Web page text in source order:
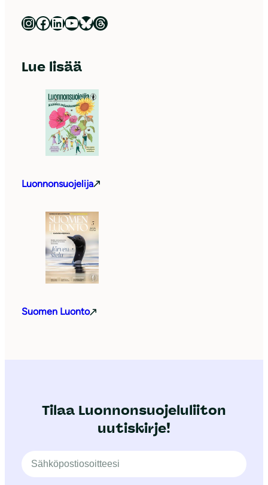
Luonnonsuojeluliitto Instagramissa Luonnonsuojeluliitto Facebookissa Luonnonsuojeluliitto LinkedInissä Luonnonsuojeluliiton YouTube-kanava Luonnonsuojeluliitto Blueskyssa Luonnonsuojeluliitto Threadsissa
Lue lisää
Luonnonsuojelija
Suomen Luonto
Tilaa Luonnonsuojeluliiton
uutiskirje!